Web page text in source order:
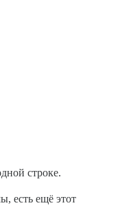
строке.
есть ещё этот